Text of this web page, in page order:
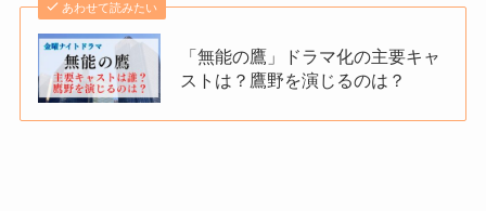
あわせて読みたい
「無能の鷹」ドラマ化の主要キャ
ストは？鷹野を演じるのは？